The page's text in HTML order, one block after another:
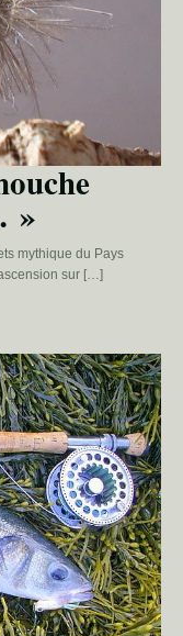
»
mythique du Pays
sur […]